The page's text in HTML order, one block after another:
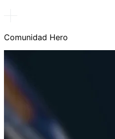
Comunidad Hero